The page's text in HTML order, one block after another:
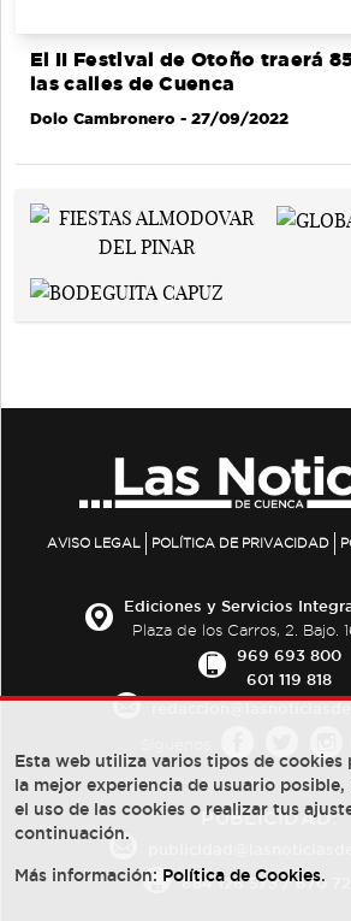
El II Festival de Otoño traerá
las calles de Cuenca
Dolo Cambronero - 27/09/2022
AVISO LEGAL POLÍTICA DE PRIVACIDAD
Ediciones y Servicios
Plaza de los Carros, 2. Bajo.
969 693 800
601 119 818
PUBLICIDAD:
684 126 573/670
Esta web utiliza varios tipos de cookies
la mejor experiencia de usuario
el uso de las cookies o realizar tus
continuación.
Más información: Política de Cookies.